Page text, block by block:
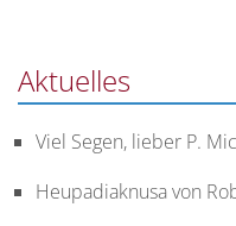
Pastorale
Befähigung
Kochen
in
der
und
Rahmenordnung
die
Priesterausbidung
Aktuelles
Viel Segen, lieber P.
Heupadiaknusa von